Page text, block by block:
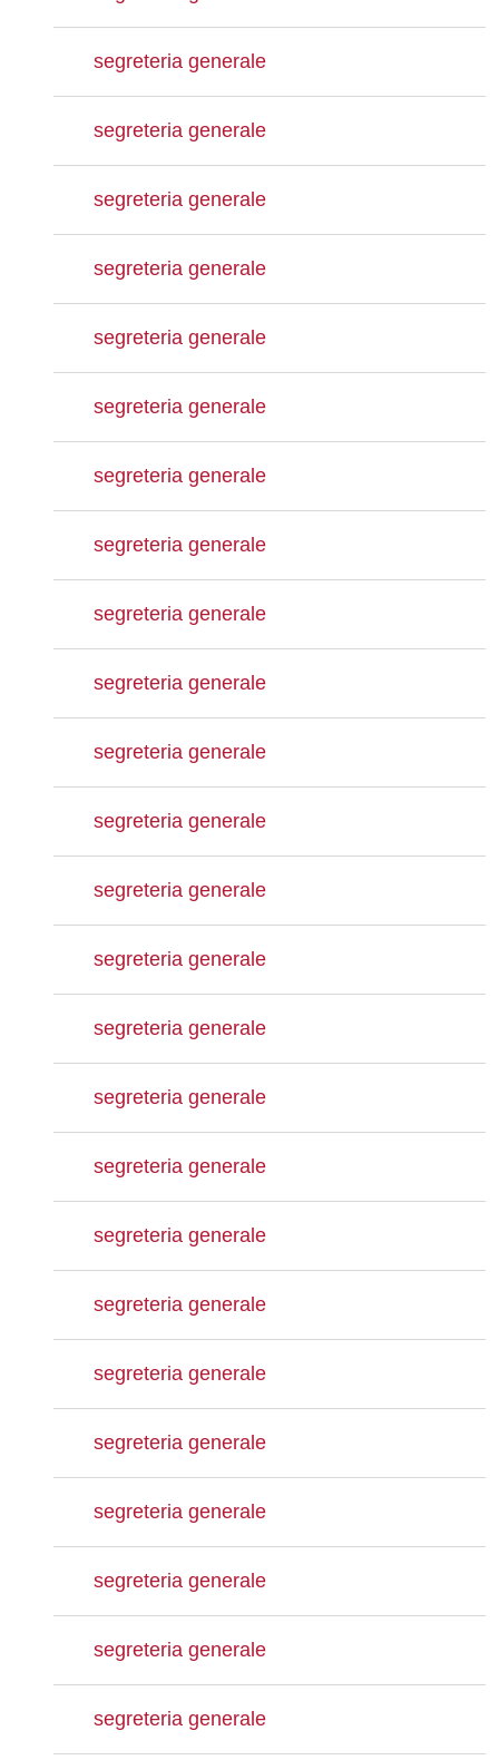
segreteria generale
segreteria generale
segreteria generale
segreteria generale
segreteria generale
segreteria generale
segreteria generale
segreteria generale
segreteria generale
segreteria generale
segreteria generale
segreteria generale
segreteria generale
segreteria generale
segreteria generale
segreteria generale
segreteria generale
segreteria generale
segreteria generale
segreteria generale
segreteria generale
segreteria generale
segreteria generale
segreteria generale
segreteria generale